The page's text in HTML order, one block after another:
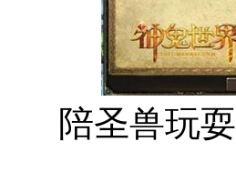
陪圣兽玩